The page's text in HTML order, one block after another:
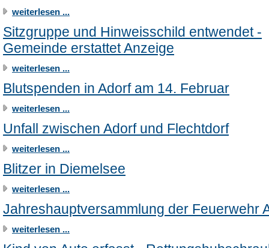
weiterlesen ...
Sitzgruppe und Hinweisschild entwendet -
Gemeinde erstattet Anzeige
weiterlesen ...
Blutspenden in Adorf am 14. Februar
weiterlesen ...
Unfall zwischen Adorf und Flechtdorf
weiterlesen ...
Blitzer in Diemelsee
weiterlesen ...
Jahreshauptversammlung der Feuerwehr
weiterlesen ...